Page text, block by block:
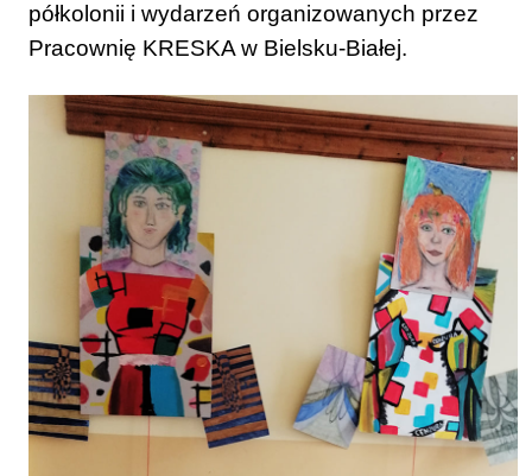
półkolonii i wydarzeń organizowanych przez
Pracownię KRESKA w Bielsku-Białej.